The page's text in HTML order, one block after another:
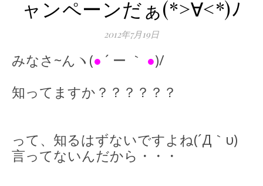
ャンペーンだぁ(*>∀<*)ﾉ
2012年7月19日
みなさ~んヽ(● ´ ー ｀ ●)/
知ってますか？？？？？？
って、知るはずないですよね(´Д｀υ)
言ってないんだから・・・